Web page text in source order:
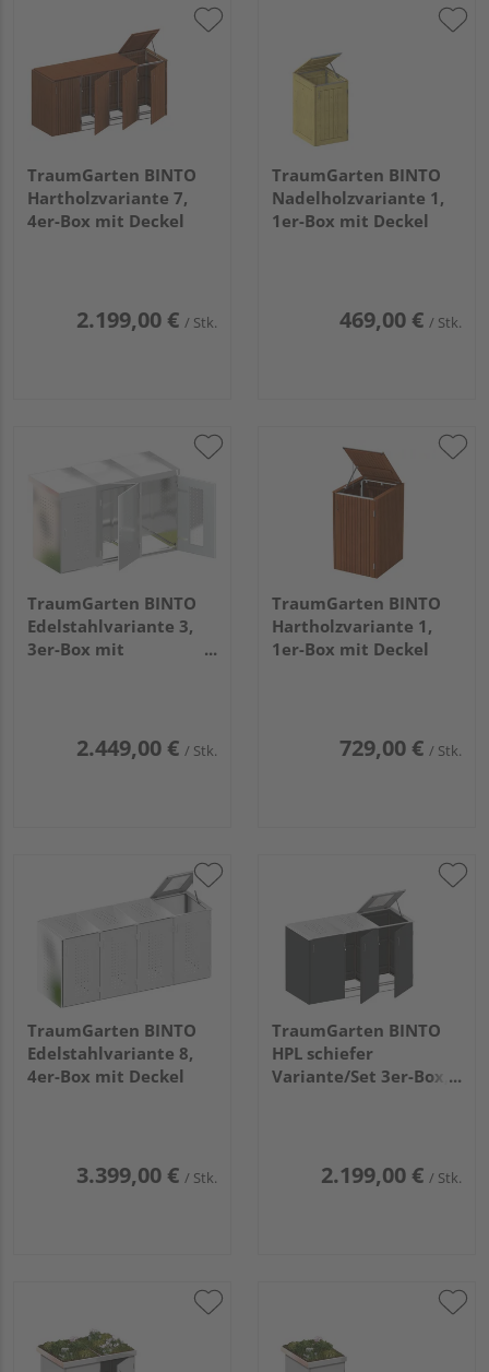
TraumGarten BINTO
Hartholzvariante 7,
4er-Box mit Deckel
2.199,00 € / Stk.
TraumGarten BINTO
Nadelholzvariante 1,
1er-Box mit Deckel
469,00 € / Stk.
TraumGarten BINTO
Edelstahlvariante 3,
3er-Box mit
2.449,00 € / Stk.
TraumGarten BINTO
Hartholzvariante 1,
1er-Box mit Deckel
729,00 € / Stk.
TraumGarten BINTO
Edelstahlvariante 8,
4er-Box mit Deckel
3.399,00 € / Stk.
TraumGarten BINTO
HPL schiefer
Variante/Set 3er-Box,
2.199,00 € / Stk.